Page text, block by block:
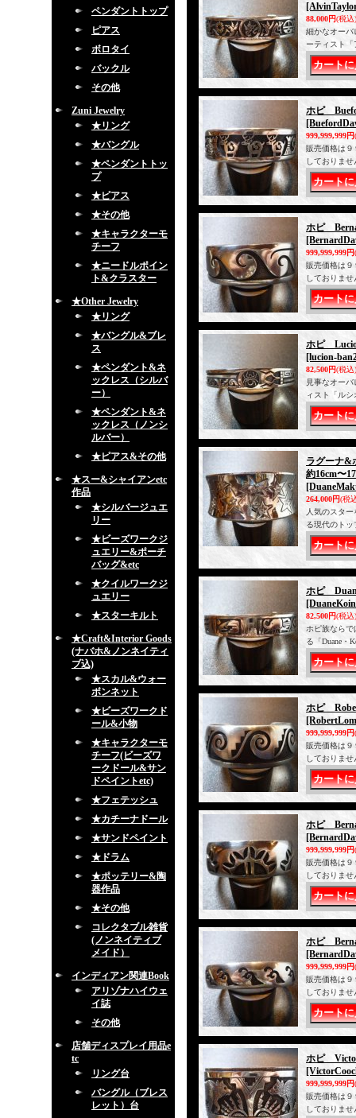
ペンダントトップ
ピアス
ボロタイ
バックル
その他
Zuni Jewelry
★リング
★バングル
★ペンダントトッ
プ
★ピアス
★その他
★キャラクターモ
チーフ
★ニードルポイン
ト&クラスター
★Other Jewelry
★リング
★バングル&ブレ
ス
★ペンダント&ネ
ックレス（シルバ
ー）
★ペンダント&ネ
ックレス（ノンシ
ルバー）
★ピアス&その他
★スー&シャイアンetc
作品
★シルバージュエ
リー
★ビーズワークジ
ュエリー&ポーチ
バッグ&etc
★クイルワークジ
ュエリー
★スターキルト
★Craft&Interior Goods
(ナバホ&ノンネイティ
ブ込)
★スカル&ウォー
ボンネット
★ビーズワークド
ール&小物
★キャラクターモ
チーフ(ビーズワ
ークドール&サン
ドペイントetc)
★フェテッシュ
★カチーナドール
★サンドペイント
★ドラム
★ポッテリー&陶
器作品
★その他
コレクタブル雑貨
(ノンネイティブ
メイド）
インディアン関連Book
アリゾナハイウェ
イ誌
その他
店舗ディスプレイ用品e
tc
リング台
バングル（ブレス
レット）台
88,000円(税込)
細かなオーバ
ーティスト
ホピ
999,999,999円
販売価格は９
しておりま
ホピ
999,999,999円
販売価格は９
しておりま
ホピ
[lucion-
82,500円(税込)
見事なオー
ィスト「ル
ラグーナ
約16cm〜
264,000円(税
人気のスタ
る現代のト
ホピ
82,500円(税込)
ホピ族なら
る「Duane・
ホピ
999,999,999円
販売価格は９
しておりま
ホピ
999,999,999円
販売価格は９
しておりま
ホピ
999,999,999円
販売価格は９
しておりま
ホピ
999,999,999円
販売価格は９
しておりま